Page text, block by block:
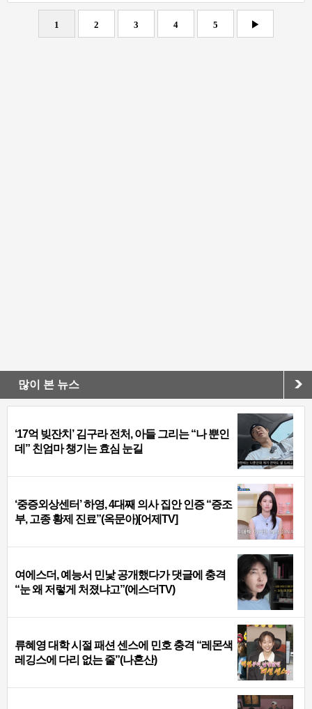
1 2 3 4 5 ▶
많이 본 뉴스
‘17억 빚잔치’ 김구라 전처, 아들 그리는 “나 뿐인
데” 친엄마 챙기는 효심 눈길
‘중증외상센터’ 하영, 4대째 의사 집안 인증 “증조
부, 고종 황제 진료”(옥문아)[어제TV]
여에스더, 예능서 민낯 공개했다가 댓글에 충격
“눈 왜 저렇게 처졌냐고”(에스더TV)
류혜영 대학 시절 패션 센스에 민호 충격 “레몬색
레깅스에 다리 없는 줄”(나혼산)